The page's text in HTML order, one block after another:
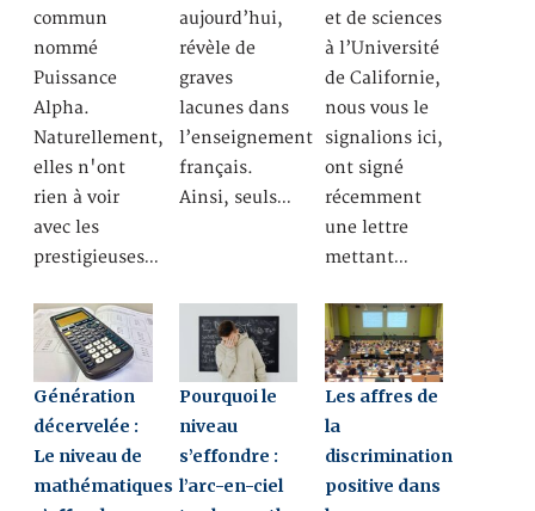
commun
nommé
Puissance
Alpha.
Naturellement,
elles n'ont
rien à voir
avec les
prestigieuses…
aujourd’hui,
révèle de
graves
lacunes dans
l’enseignement
français.
Ainsi, seuls…
et de sciences
à l’Université
de Californie,
nous vous le
signalions ici,
ont signé
récemment
une lettre
mettant…
Génération
décervelée :
Le niveau de
mathématiques
Pourquoi le
niveau
s’effondre :
l’arc-en-ciel
Les affres de
la
discrimination
positive dans